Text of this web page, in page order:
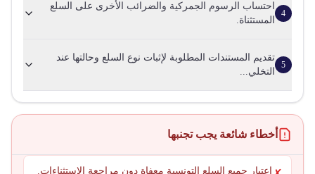
4
احتساب الرسوم الجمركية والضرائب الأخرى على السلع
المستثناة.
5
تقديم المستندات المطلوبة لإثبات نوع السلع وحالتها عند
التخلي...
أخطاء شائعة يجب تجنبها
اعتبار جميع السلع التونسية معفاة دون مراجعة الاستثناءات.